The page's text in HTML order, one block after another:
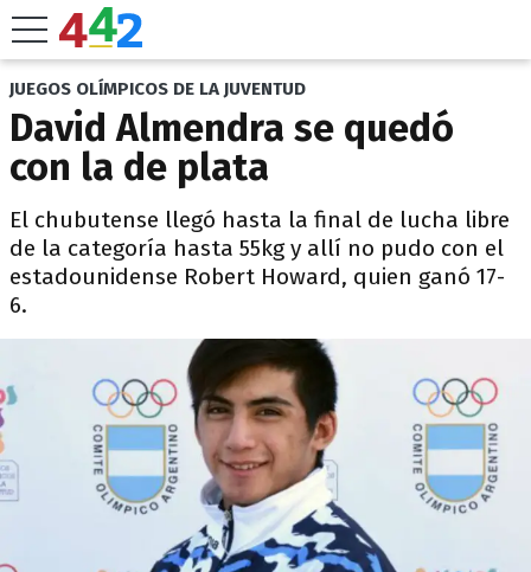
JUEGOS OLÍMPICOS DE LA JUVENTUD
David Almendra se quedó
con la de plata
El chubutense llegó hasta la final de lucha libre
de la categoría hasta 55kg y allí no pudo con el
estadounidense Robert Howard, quien ganó 17-
6.